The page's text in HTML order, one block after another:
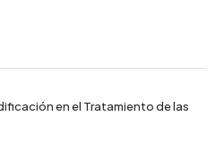
en el Tratamiento de las